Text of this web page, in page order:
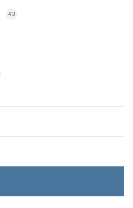
43